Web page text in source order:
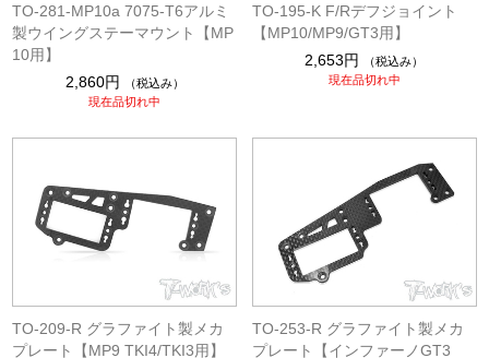
TO-281-MP10a 7075-T6アルミ
製ウイングステーマウント【MP
10用】
2,860円
（税込み）
現在品切れ中
TO-195-K F/Rデフジョイント
【MP10/MP9/GT3用】
2,653円
（税込み）
現在品切れ中
TO-209-R グラファイト製メカ
プレート【MP9 TKI4/TKI3用】
TO-253-R グラファイト製メカ
プレート【インファーノGT3